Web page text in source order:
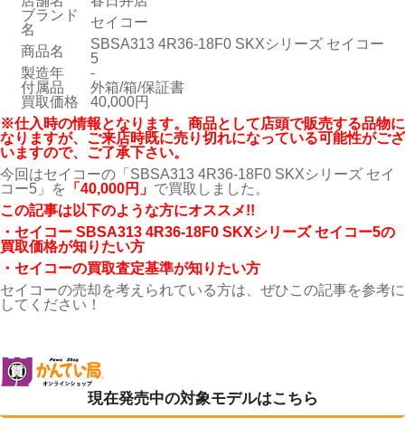
ブランド
名
セイコー
商品名
SBSA313 4R36-18F0 SKXシリーズ セイコー
5
製造年
-
付属品
外箱/箱/保証書
買取価格
40,000円
※仕入時の情報となります。商品として店頭で販売する品物に
なりますが、ご来店時既に売り切れになっている可能性がござ
いますので、ご了承下さい。
今回はセイコーの「SBSA313 4R36-18F0 SKXシリーズ セイ
コー5」を
「40,000円」 で買取しました。
こ の記事は以下のような方にオススメ!!
・セイコー SBSA313 4R36-18F0 SKXシリーズ セイコー5の
買取価格が知りたい方
・セイコーの買取査定基準が知りたい方
セイコーの売却を考えられている方は、ぜひこの記事を参考に
してください！
現在発売中の対象モデルはこちら